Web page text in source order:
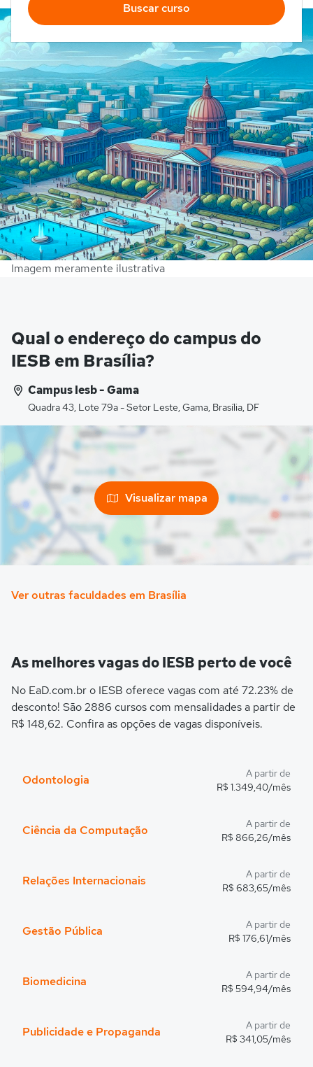
Buscar curso
Imagem meramente ilustrativa
Qual o endereço do campus do
IESB em Brasília?
Campus Iesb - Gama
Quadra 43, Lote 79a - Setor Leste, Gama, Brasília, DF
Visualizar mapa
Ver outras faculdades em Brasília
As melhores vagas do IESB perto de você
No EaD.com.br o IESB oferece vagas com até 72.23% de
desconto! São 2886 cursos com mensalidades a partir de
R$ 148,62. Confira as opções de vagas disponíveis.
Odontologia
A partir de
R$ 1.349,40/mês
Ciência da Computação
A partir de
R$ 866,26/mês
Relações Internacionais
A partir de
R$ 683,65/mês
Gestão Pública
A partir de
R$ 176,61/mês
Biomedicina
A partir de
R$ 594,94/mês
Publicidade e Propaganda
A partir de
R$ 341,05/mês